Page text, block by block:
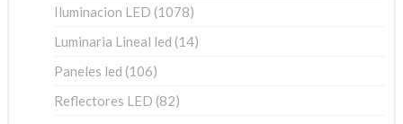
Iluminacion LED 10781078
Luminaria Lineal led 1414
Paneles led 106106
Reflectores LED 8282